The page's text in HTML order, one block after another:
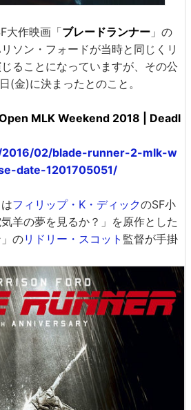
大作映画「ブレードランナー 」の
ソン・フォードが当時と同じくリ
ることになっていますが、その公
(金)に決まったとのこと。
MLK Weekend 2018 | Deadl
02/blade-runner-2-mlk-w
date-1201705051/
はフィリップ・K・ディックのSF小
羊の夢を見るか？」を原作とした
のリドリー・スコット 監督が手掛